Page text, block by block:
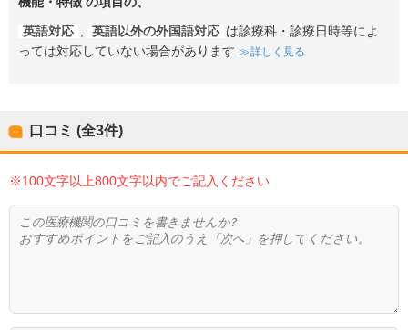
英語対応 , 英語以外の外国語対応 は診療科・診療日時等によ
っては対応していない場合があります
詳しく見る
口コミ (全3件)
※100文字以上800文字以内でご記入ください